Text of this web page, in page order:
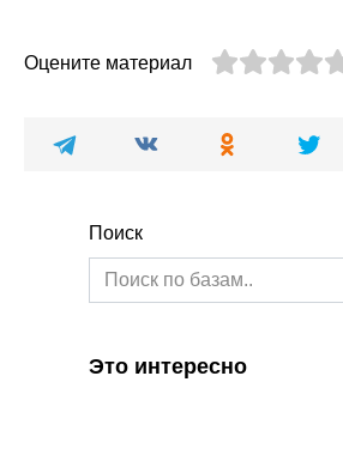
Оцените материал
Поиск
Это интересно